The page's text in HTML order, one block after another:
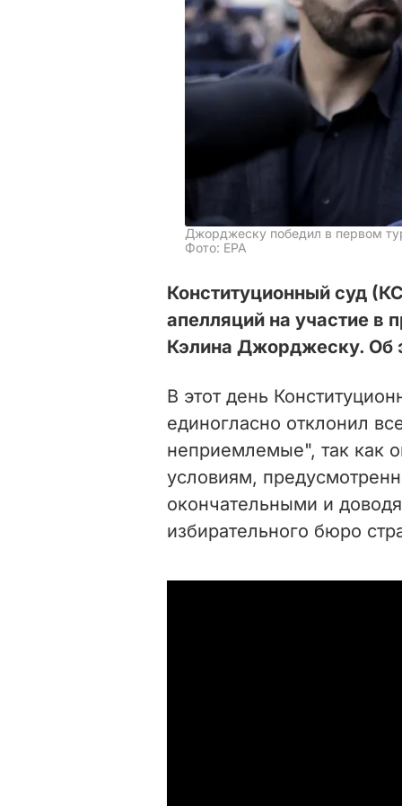
Джорджеску победил в первом
Фото: EPA
Конституционный суд
апелляций на участие в
Кэлина Джорджеску. Об
В этот день
единогласно отклонил
неприемлемые", так как
условиям,
окончательными и
избирательного бюро